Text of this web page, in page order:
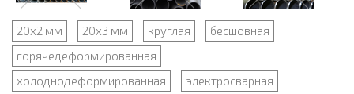
20х2 мм 20х3 мм круглая
бесшовная
горячедеформированная
холоднодеформированная
электросварная